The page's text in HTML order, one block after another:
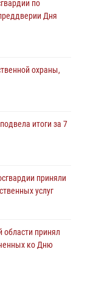
по
Дня
охраны,
итоги за 7
приняли
услуг
области принял
ко Дню